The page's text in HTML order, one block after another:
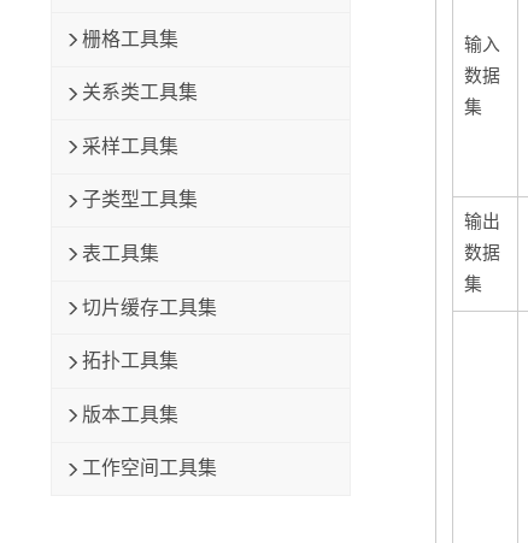
栅格工具集
关系类工具集
采样工具集
子类型工具集
表工具集
切片缓存工具集
拓扑工具集
版本工具集
工作空间工具集
输入
数据
集
输出
数据
集